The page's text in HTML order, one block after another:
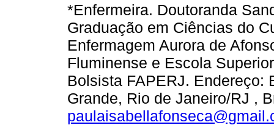
*Enfermeira. Doutoranda
Graduação em Ciências do
Enfermagem Aurora de
Fluminense e Escola
Bolsista FAPERJ. Endereço:
Grande, Rio de Janeiro/RJ ,